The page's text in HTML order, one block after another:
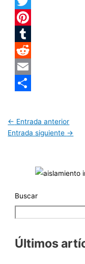
Twitter
Pinterest
Tumblr
Reddit
Email
← Entrada anterior
Entrada siguiente →
Buscar
Últimos